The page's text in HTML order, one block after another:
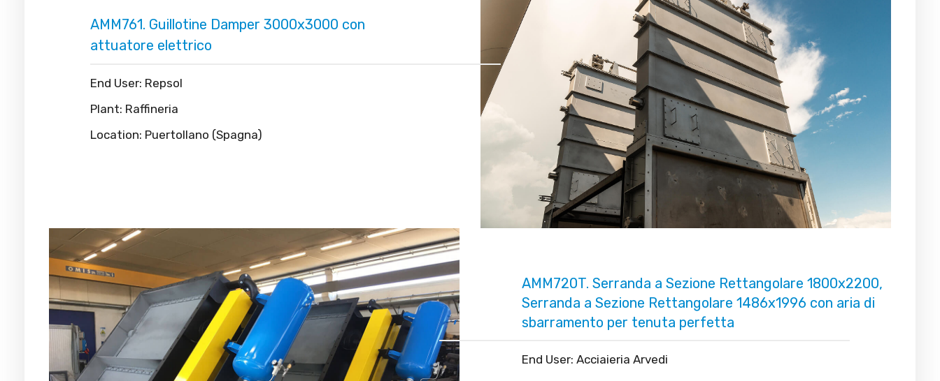
AMM761. Guillotine Damper 3000x3000 con
attuatore elettrico
End User: Repsol
Plant: Raffineria
Location: Puertollano (Spagna)
AMM720T. Serranda a Sezione Rettangolare 1800x2200,
Serranda a Sezione Rettangolare 1486x1996 con aria di
sbarramento per tenuta perfetta
End User: Acciaieria Arvedi